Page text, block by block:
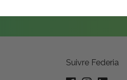
Suivre Federia